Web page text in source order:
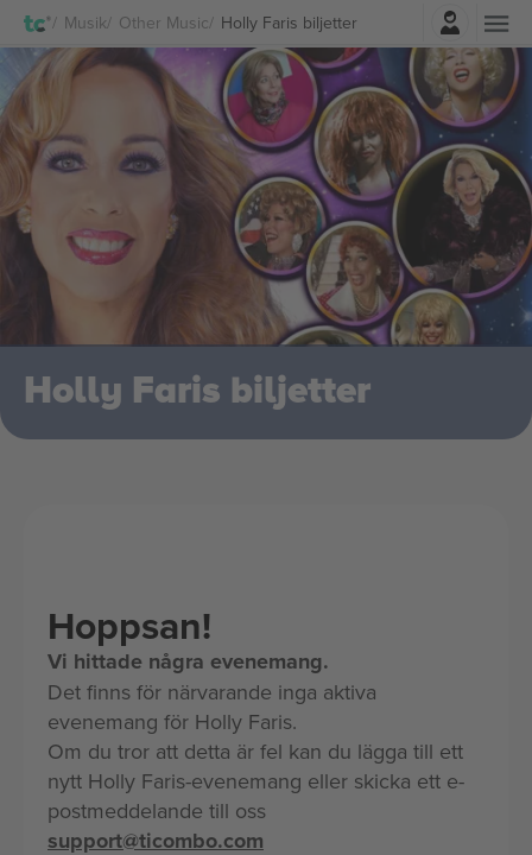
Musik Other Music Holly Faris biljetter
Logga in
Holly Faris biljetter
Hoppsan!
Vi hittade några evenemang.
Det finns för närvarande inga aktiva
evenemang för Holly Faris.
Om du tror att detta är fel kan du lägga till ett
nytt Holly Faris-evenemang eller skicka ett e-
postmeddelande till oss
support@ticombo.com